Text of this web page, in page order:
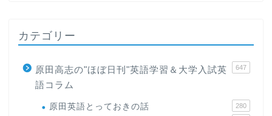
カテゴリー
原田高志の"ほぼ日刊"英語学習＆大学入試英
語コラム
647
原田英語とっておきの話 280